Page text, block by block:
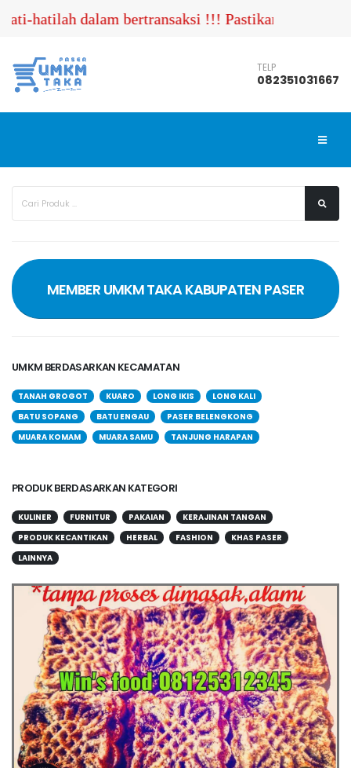
hatilah dalam bertransaksi !!! Pastikan Anda
TELP
082351031667
MEMBER UMKM TAKA KABUPATEN PASER
UMKM BERDASARKAN KECAMATAN
TANAH GROGOT KUARO LONG IKIS
LONG KALI
BATU SOPANG
BATU ENGAU
PASER BELENGKONG
MUARA KOMAM
MUARA SAMU TANJUNG HARAPAN
PRODUK BERDASARKAN KATEGORI
KULINER FURNITUR PAKAIAN
KERAJINAN TANGAN
PRODUK KECANTIKAN
HERBAL FASHION
KHAS PASER
LAINNYA